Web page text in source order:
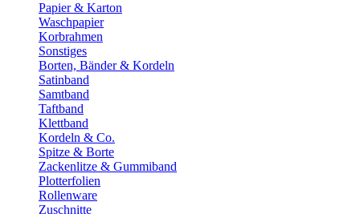
Papier & Karton
Waschpapier
Korbrahmen
Sonstiges
Borten, Bänder & Kordeln
Satinband
Samtband
Taftband
Klettband
Kordeln & Co.
Spitze & Borte
Zackenlitze & Gummiband
Plotterfolien
Rollenware
Zuschnitte